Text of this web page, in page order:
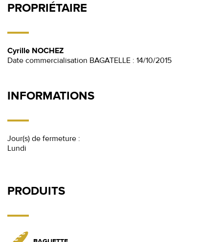
PRODUITS
PROPRIÉTAIRE
Cyrille NOCHEZ
Date commercialisation BAGATELLE : 14/10/2015
INFORMATIONS
Jour(s) de fermeture :
Lundi